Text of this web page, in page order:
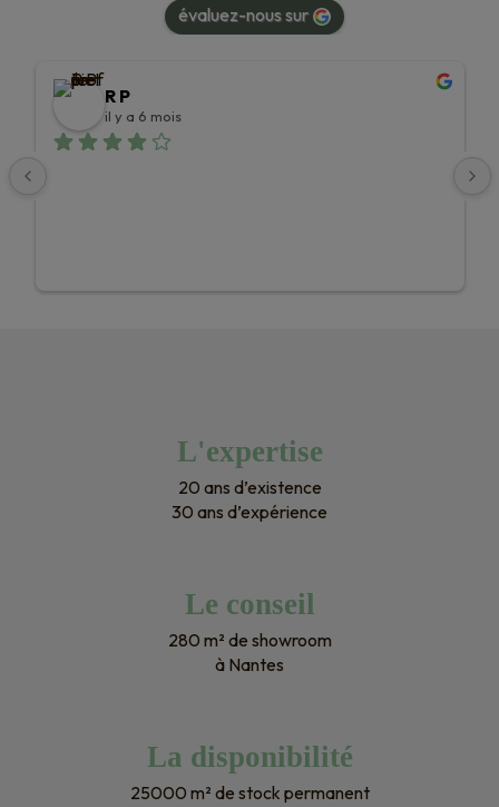
évaluez-nous sur
R P
il y a 6 mois
L'expertise
20 ans d’existence
30 ans d’expérience
Le conseil
280 m² de showroom
à Nantes
La disponibilité
25000 m² de stock permanent